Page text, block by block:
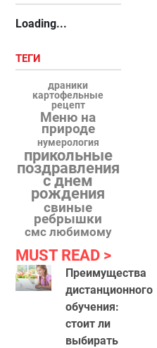
Loading...
ТЕГИ
драники
картофельные
рецепт
Меню на
природе
нумерология
прикольные
поздравления
с днем
рождения
свиные
ребрышки
смс любимому
MUST READ
Преимущества
дистанционного
обучения:
стоит ли
выбирать